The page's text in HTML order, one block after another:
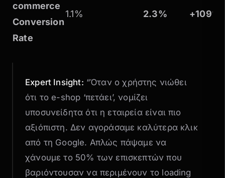
commerce
Conversion
Rate
1.1% 2.3% +109%
Expert Insight: “Όταν ο χρήστης νιώθει
ότι το e-shop ‘πετάει’, νομίζει
υποσυνείδητα ότι η εταιρεία είναι πιο
αξιόπιστη. Δεν αγοράσαμε καλύτερα κλικ
από τη Google. Απλώς πάψαμε να
χάνουμε το 50% των επισκεπτών που
βαριόντουσαν να περιμένουν το loading